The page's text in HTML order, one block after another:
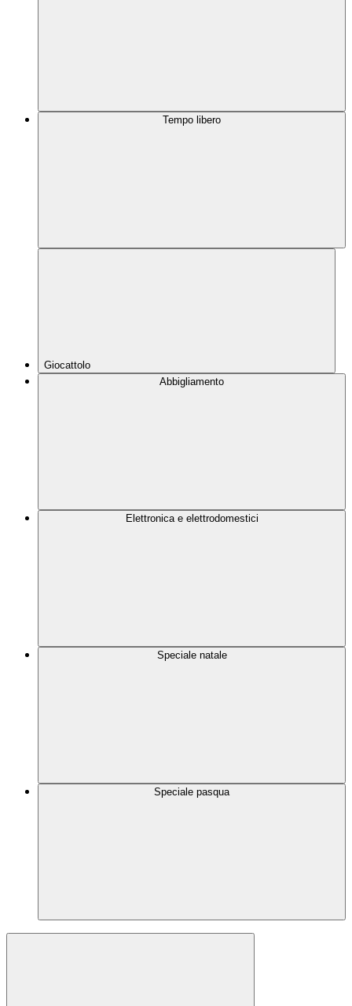
Tempo libero
Giocattolo
Abbigliamento
Elettronica e elettrodomestici
Speciale natale
Speciale pasqua